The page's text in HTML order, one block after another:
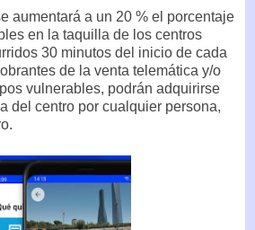
aumentará a un 20 % el porcentaje
en la taquilla de los centros
30 minutos del inicio de cada
de la venta telemática y/o
vulnerables, podrán adquirirse
del centro por cualquier persona,